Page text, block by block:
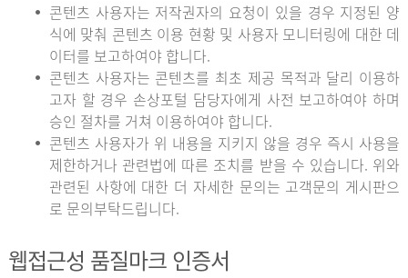
콘텐츠 사용자는 저작권자의 요청이 있을 경우 지정된 양
식에 맞춰 콘텐츠 이용 현황 및 사용자 모니터링에 대한 데
이터를 보고하여야 합니다.
콘텐츠 사용자는 콘텐츠를 최초 제공 목적과 달리 이용하
고자 할 경우 손상포털 담당자에게 사전 보고하여야 하며
승인 절차를 거쳐 이용하여야 합니다.
콘텐츠 사용자가 위 내용을 지키지 않을 경우 즉시 사용을
제한하거나 관련법에 따른 조치를 받을 수 있습니다. 위와
관련된 사항에 대한 더 자세한 문의는 고객문의 게시판으
로 문의부탁드립니다.
웹접근성 품질마크 인증서